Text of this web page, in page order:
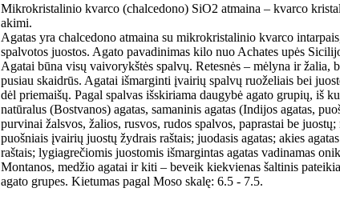
Mikrokristalinio kvarco (chalcedono) SiO2 atmaina – kvarco
akimi.
Agatas yra chalcedono atmaina su mikrokristalinio kvarco
spalvotos juostos. Agato pavadinimas kilo nuo Achates upės
Agatai būna visų vaivorykštės spalvų. Retesnės – mėlyna ir žalia,
pusiau skaidrūs. Agatai išmarginti įvairių spalvų ruoželiais bei
dėl priemaišų. Pagal spalvas išskiriama daugybė agato grupių, iš
natūralus (Bostvanos) agatas, samaninis agatas (Indijos agatas,
purvinai žalsvos, žalios, rusvos, rudos spalvos, paprastai be juostų;
puošniais įvairių juostų žydrais raštais; juodasis agatas; akies
raštais; lygiagrečiomis juostomis išmargintas agatas vadinamas
Montanos, medžio agatai ir kiti – beveik kiekvienas šaltinis
agato grupes. Kietumas pagal Moso skalę: 6.5 - 7.5.